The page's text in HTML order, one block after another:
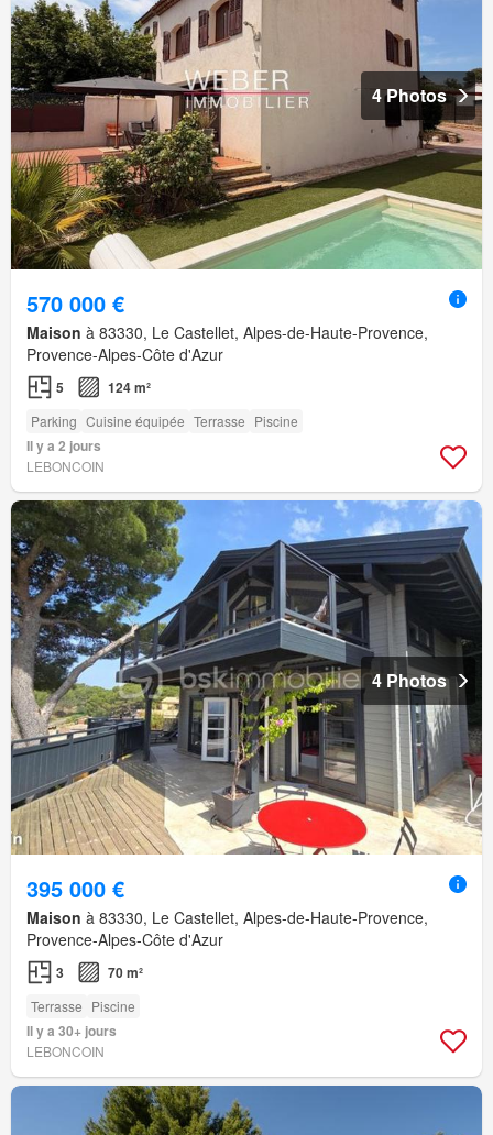
4 Photos
570 000 €
Maison à 83330, Le Castellet, Alpes-de-Haute-Provence,
Provence-Alpes-Côte d'Azur
5 124 m²
Parking Cuisine équipée Terrasse Piscine
Il y a 2 jours
LEBONCOIN
4 Photos
395 000 €
Maison à 83330, Le Castellet, Alpes-de-Haute-Provence,
Provence-Alpes-Côte d'Azur
3 70 m²
Terrasse Piscine
Il y a 30+ jours
LEBONCOIN